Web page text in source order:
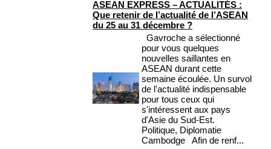
ASEAN EXPRESS – ACTUALITÉS :
Que retenir de l’actualité de l’ASEAN
du 25 au 31 décembre ?
Gavroche a sélectionné
pour vous quelques
nouvelles saillantes en
ASEAN durant cette
semaine écoulée. Un survol
de l'actualité indispensable
pour tous ceux qui
s'intéressent aux pays
d'Asie du Sud-Est.
Politique, Diplomatie
Cambodge Afin de renf...